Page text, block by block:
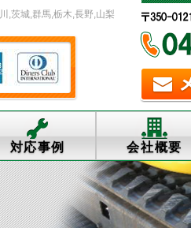
,茨城,群馬,栃木,長野,山梨
対応事例 会社概要